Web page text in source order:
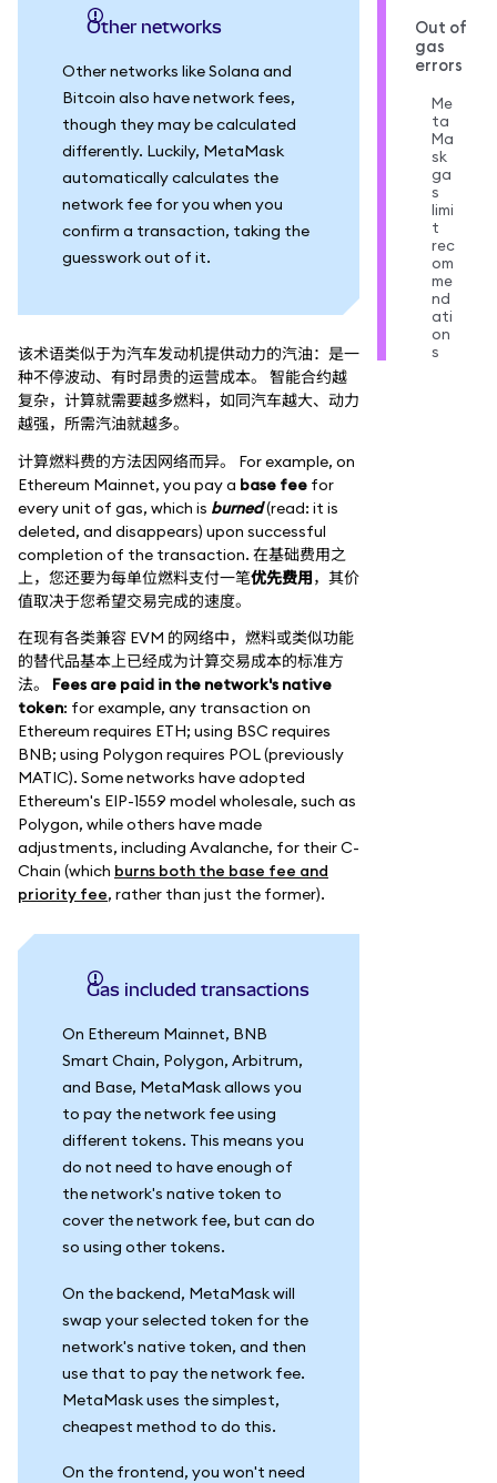
Other networks
Other networks like Solana and
Bitcoin also have network fees,
though they may be calculated
differently. Luckily, MetaMask
automatically calculates the
network fee for you when you
confirm a transaction, taking the
guesswork out of it.
该术语类似于为汽车发动机提供动力的汽油：是一
种不停波动、有时昂贵的运营成本。 智能合约越
复杂，计算就需要越多燃料，如同汽车越大、动力
越强，所需汽油就越多。
计算燃料费的方法因网络而异。 For example, on
Ethereum Mainnet, you pay a base fee for
every unit of gas, which is burned(read: it is
deleted, and disappears) upon successful
completion of the transaction. 在基础费用之
上，您还要为每单位燃料支付一笔优先费用，其价
值取决于您希望交易完成的速度。
在现有各类兼容 EVM 的网络中，燃料或类似功能
的替代品基本上已经成为计算交易成本的标准方
法。 Fees are paid in the network's native
token: for example, any transaction on
Ethereum requires ETH; using BSC requires
BNB; using Polygon requires POL (previously
MATIC). Some networks have adopted
Ethereum's EIP-1559 model wholesale, such as
Polygon, while others have made
adjustments, including Avalanche, for their C-
Chain (which burns both the base fee and
priority fee, rather than just the former).
Gas included transactions
On Ethereum Mainnet, BNB
Smart Chain, Polygon, Arbitrum,
and Base, MetaMask allows you
to pay the network fee using
different tokens. This means you
do not need to have enough of
the network's native token to
cover the network fee, but can do
so using other tokens.
On the backend, MetaMask will
swap your selected token for the
network's native token, and then
use that to pay the network fee.
MetaMask uses the simplest,
cheapest method to do this.
On the frontend, you won't need
Out of
gas
errors
Me
ta
Ma
sk
ga
s
limi
t
rec
om
me
nd
ati
on
s